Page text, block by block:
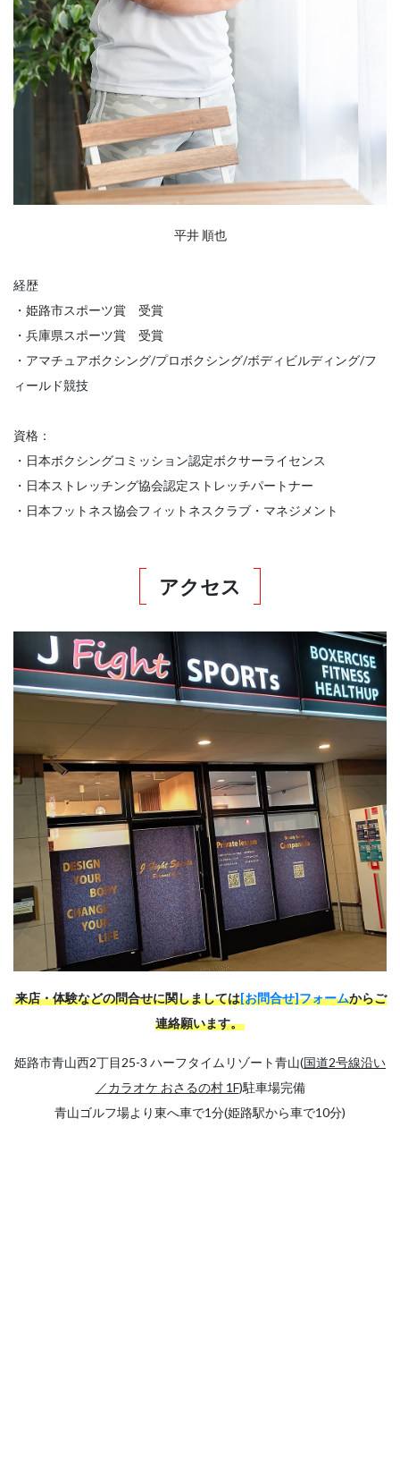
平井 順也
経歴
・姫路市スポーツ賞 受賞
・兵庫県スポーツ賞 受賞
・アマチュアボクシング/プロボクシング/ボディビルディング/フ
ィールド競技
資格：
・日本ボクシングコミッション認定ボクサーライセンス
・日本ストレッチング協会認定ストレッチパートナー
・日本フットネス協会フィットネスクラブ・マネジメント
アクセス
来店・体験などの問合せに関しましては[お問合せ]フォームからご
連絡願います。
姫路市青山西2丁目25-3 ハーフタイムリゾート青山(国道2号線沿い
／カラオケ おさるの村 1F)駐車場完備
青山ゴルフ場より東へ車で1分(姫路駅から車で10分)